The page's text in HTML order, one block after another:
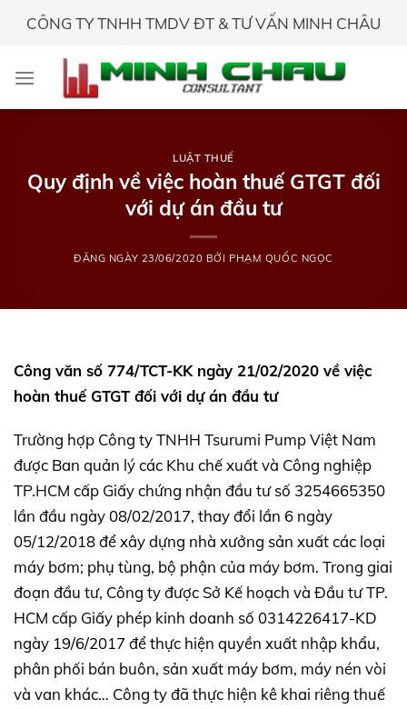
CÔNG TY TNHH TMDV ĐT & TƯ VẤN MINH CHÂU
LUẬT THUẾ
Quy định về việc hoàn thuế GTGT đối
với dự án đầu tư
ĐĂNG NGÀY 23/06/2020 BỞI PHẠM QUỐC NGỌC
Công văn số 774/TCT-KK ngày 21/02/2020 về việc
hoàn thuế GTGT đối với dự án đầu tư
Trường hợp Công ty TNHH Tsurumi Pump Việt Nam
được Ban quản lý các Khu chế xuất và Công nghiệp
TP.HCM cấp Giấy chứng nhận đầu tư số 3254665350
lần đầu ngày 08/02/2017, thay đổi lần 6 ngày
05/12/2018 để xây dựng nhà xưởng sản xuất các loại
máy bơm; phụ tùng, bộ phận của máy bơm. Trong giai
đoạn đầu tư, Công ty được Sở Kế hoạch và Đầu tư TP.
HCM cấp Giấy phép kinh doanh số 0314226417-KD
ngày 19/6/2017 để thực hiện quyền xuất nhập khẩu,
phân phối bán buôn, sản xuất máy bơm, máy nén vòi
và van khác… Công ty đã thực hiện kê khai riêng thuế